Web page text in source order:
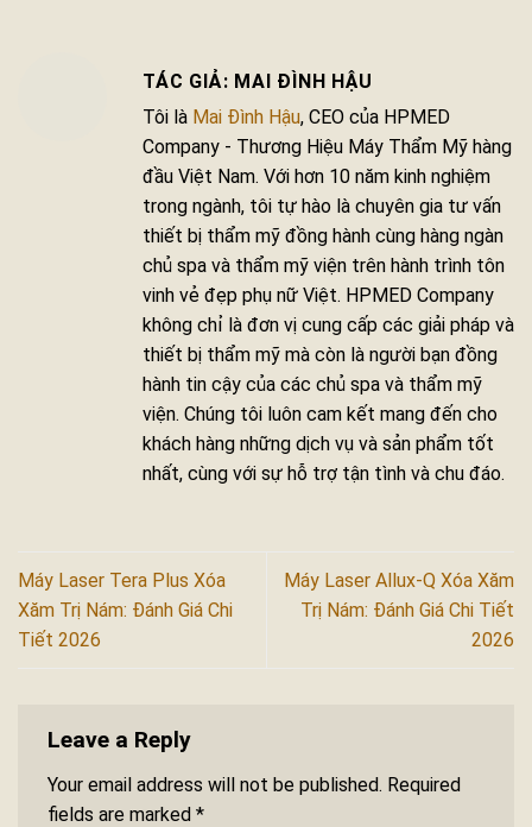
MAI ĐÌNH HẬU
Tôi là Mai Đình Hậu, CEO của HPMED
Company - Thương Hiệu Máy Thẩm Mỹ hàng
đầu Việt Nam. Với hơn 10 năm kinh nghiệm
trong ngành, tôi tự hào là chuyên gia tư vấn
thiết bị thẩm mỹ đồng hành cùng hàng ngàn
chủ spa và thẩm mỹ viện trên hành trình tôn
vinh vẻ đẹp phụ nữ Việt. HPMED Company
không chỉ là đơn vị cung cấp các giải pháp và
thiết bị thẩm mỹ mà còn là người bạn đồng
hành tin cậy của các chủ spa và thẩm mỹ
viện. Chúng tôi luôn cam kết mang đến cho
khách hàng những dịch vụ và sản phẩm tốt
nhất, cùng với sự hỗ trợ tận tình và chu đáo.
Máy Laser Tera Plus Xóa
Xăm Trị Nám: Đánh Giá Chi
Tiết 2026
Máy Laser Allux-Q Xóa Xăm
Trị Nám: Đánh Giá Chi Tiết
2026
Leave a Reply
Your email address will not be published. Required
fields are marked *